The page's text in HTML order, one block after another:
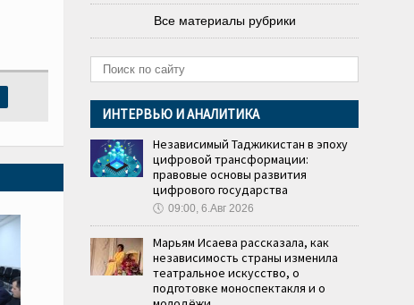
Все материалы рубрики
ИНТЕРВЬЮ И АНАЛИТИКА
Независимый Таджикистан в эпоху
цифровой трансформации:
правовые основы развития
цифрового государства
🕔 09:00, 6.Авг 2026
Марьям Исаева рассказала, как
независимость страны изменила
театральное искусство, о
подготовке моноспектакля и о